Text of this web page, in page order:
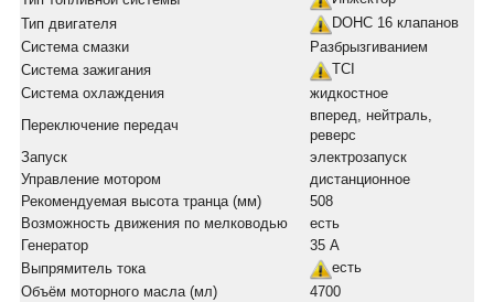
Тип двигателя
DOHC 16 клапанов
Система смазки
Разбрызгиванием
Система зажигания
TCI
Система охлаждения
жидкостное
Переключение передач
вперед, нейтраль,
реверс
Запуск
электрозапуск
Управление мотором
дистанционное
Рекомендуемая высота транца (мм)
508
Возможность движения по мелководью
есть
Генератор
35 А
Выпрямитель тока
есть
Объём моторного масла (мл)
4700